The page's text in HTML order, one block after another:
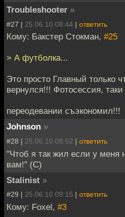
Troubleshooter »
#27 | 25.06.10 08:44 | ответить
Кому: Бакстер Стокман, #25
> А футболка...
Это просто Главный только
вернулся!!! Фотосессия, таки
переодевании съэкономил!!!
Johnson »
#28 | 25.06.10 08:52 | ответить
"Чтоб я так жил если у меня
вам!" (С)
Stalinist »
#29 | 25.06.10 09:15 | ответить
Кому: Foxel, #3